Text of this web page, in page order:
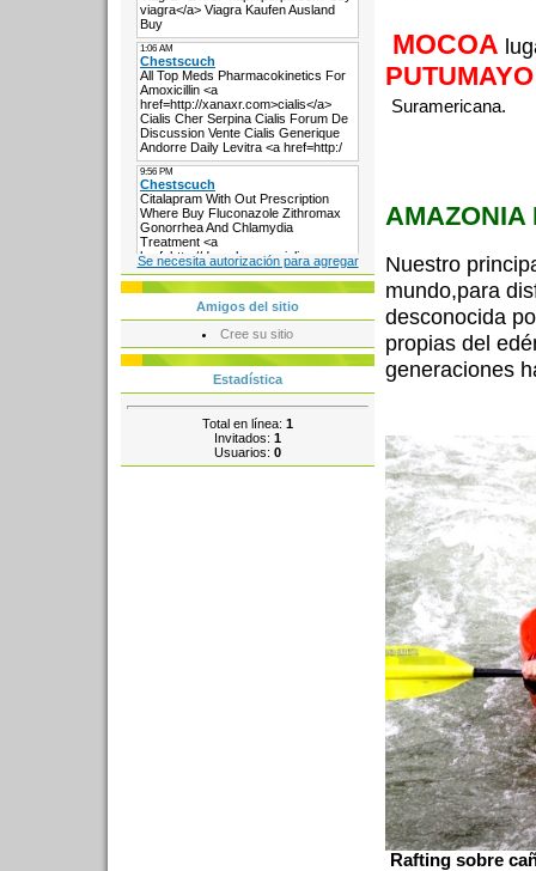
Se necesita autorización para agregar
Amigos del sitio
Cree su sitio
Estadística
Total en línea: 1
Invitados: 1
Usuarios: 0
MOCOA
PUTUMAYO
Suramericana.
AMAZONIA
Nuestro
mundo,para
desconocida
propias del
generaciones
Rafting sobre